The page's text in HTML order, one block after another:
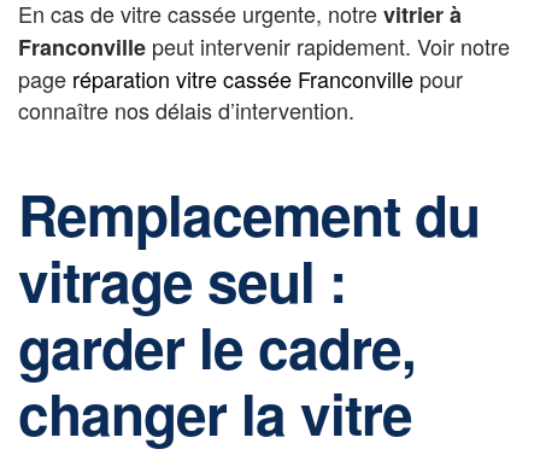
En cas de vitre cassée urgente, notrevitrier à
Franconville peut intervenir rapidement. Voir notre
page réparation vitre cassée Franconville pour
connaître nos délais d’intervention.
Remplacement du
vitrage seul :
garder le cadre,
changer la vitre